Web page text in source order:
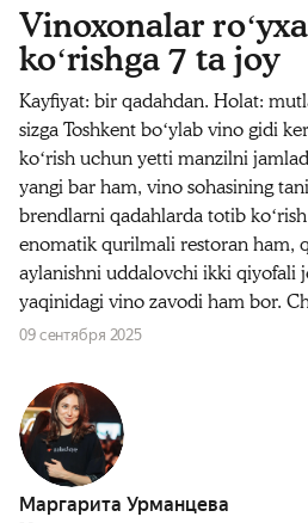
Vinoxonalar
koʻrishga 7 ta joy
Kayfiyat: bir qadahdan. Holat:
sizga Toshkent boʻylab vino gidi
koʻrish uchun yetti manzilni
yangi bar ham, vino sohasining
brendlarni qadahlarda totib
enomatik qurilmali restoran ham,
aylanishni uddalovchi ikki qiyofali
yaqinidagi vino zavodi ham bor.
09 сентября 2025
Маргарита Урманцева